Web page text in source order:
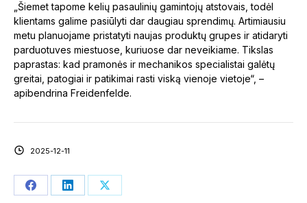
„Šiemet tapome kelių pasaulinių gamintojų atstovais, todėl
klientams galime pasiūlyti dar daugiau sprendimų. Artimiausiu
metu planuojame pristatyti naujas produktų grupes ir atidaryti
parduotuves miestuose, kuriuose dar neveikiame. Tikslas
paprastas: kad pramonės ir mechanikos specialistai galėtų
greitai, patogiai ir patikimai rasti viską vienoje vietoje“, –
apibendrina Freidenfelde.
2025-12-11
Share Share Share